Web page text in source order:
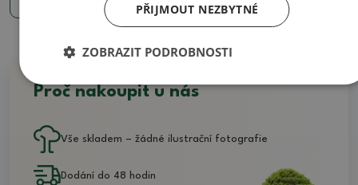
Proč nakoupit u nás
Vše skladem – žádné ilustrační fotografie
Dodání do 48 hodin
PŘIJMOUT NEZBYTNÉ
ZOBRAZIT PODROBNOSTI